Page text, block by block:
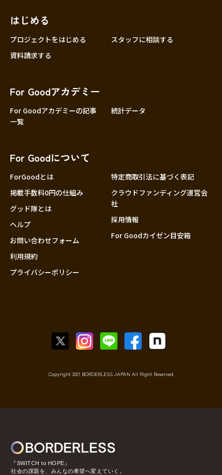
大分
はじめる
プロジェクトをはじめる
スタッフに相談する
資料請求する
For Goodアカデミー
For Goodアカデミーの記事
一覧
統計データ
For Goodについて
ForGoodとは
掲載手数料0円の仕組み
グッド隊とは
ヘルプ
お問い合わせフォーム
利用規約
プライバシーポリシー
特定商取引法に基づく表記
クラウドファンディング運営会
社
採用情報
For Goodカイゼン目安箱
Copyright 2021 BORDERLESS JAPAN All Right Reserved
『SWITCH to HOPE』
社会の課題を、みんなの希望へ変えていく。